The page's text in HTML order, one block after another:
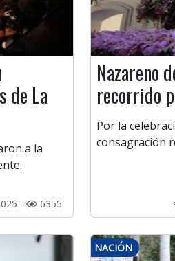
de La
a la
- 6355
Nazareno
recorrido
Por la
consagración
NACIÓN